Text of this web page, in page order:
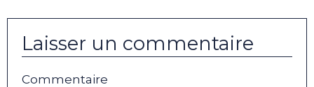
Laisser un commentaire
Commentaire